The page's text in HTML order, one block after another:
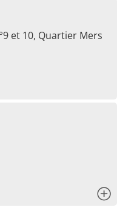
et 10, Quartier Mers